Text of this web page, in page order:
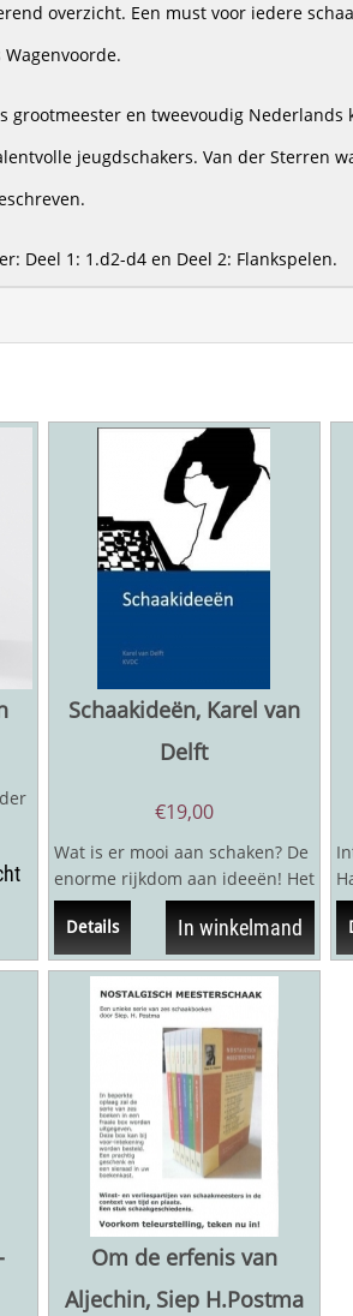
overzicht. Een must voor iedere
grootmeester en tweevoudig
jeugdschakers. Van der Sterren
Deel 1: 1.d2-d4 en Deel 2: Flankspelen.
Schaakideën, Karel van
Delft
€19,00
Wat is er mooi aan schaken? De
enorme rijkdom aan ideeën! Het
boek 'Schaakideeën' bevat...
Details In winkelmand
Om de erfenis van
Aljechin, Siep H.Postma